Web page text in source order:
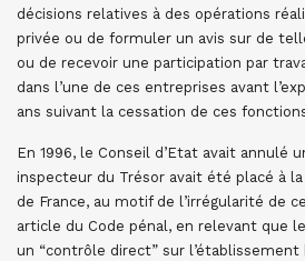
décisions relatives à des opérations
privée ou de formuler un avis sur de
ou de recevoir une participation par
dans l’une de ces entreprises avant
ans suivant la cessation de ces
En 1996, le Conseil d’Etat avait annulé
inspecteur du Trésor avait été placé à
de France, au motif de l’irrégularité de
article du Code pénal, en relevant que
un “contrôle direct” sur l’établissement